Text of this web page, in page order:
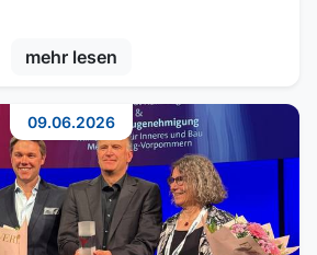
mehr lesen
09.06.2026